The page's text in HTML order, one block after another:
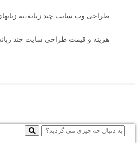
طراحی وب سایت چند زبانه،به
هزینه و قیمت طراحی سایت چند